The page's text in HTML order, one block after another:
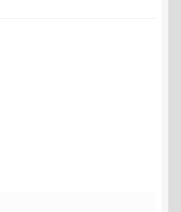
Verordnung